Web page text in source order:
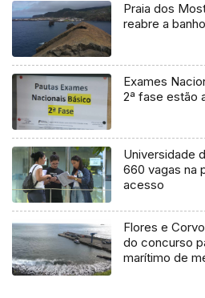
Praia dos
reabre a
Exames
2ª fase estão
Universidade
660 vagas na
acesso
Flores e
do concurso
marítimo de